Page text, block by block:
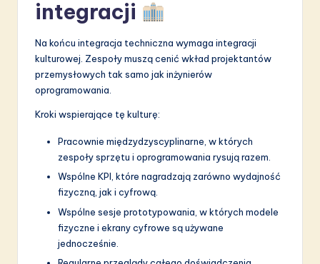
integracji
Na końcu integracja techniczna wymaga integracji
kulturowej. Zespoły muszą cenić wkład projektantów
przemysłowych tak samo jak inżynierów
oprogramowania.
Kroki wspierające tę kulturę:
Pracownie międzydzyscyplinarne, w których
zespoły sprzętu i oprogramowania rysują razem.
Wspólne KPI, które nagradzają zarówno wydajność
fizyczną, jak i cyfrową.
Wspólne sesje prototypowania, w których modele
fizyczne i ekrany cyfrowe są używane
jednocześnie.